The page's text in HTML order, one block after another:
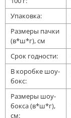
Упаковка:
Размеры пачки
(в*ш*г), cм
Срок годности:
В коробке шоу-
бокс:
Размеры шоу-
бокса (в*ш*г),
cм: